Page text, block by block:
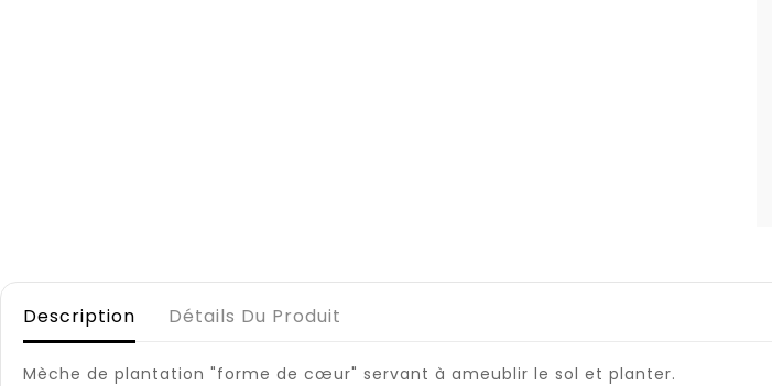
Description Détails Du Produit
Mèche de plantation "forme de cœur" servant à ameublir le sol et planter.